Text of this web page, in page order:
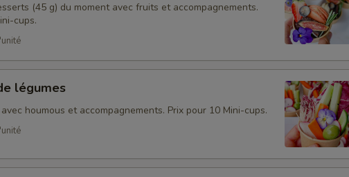
(45 g) du moment avec fruits et accompagnements.
cups.
légumes
houmous et accompagnements. Prix pour 10 Mini-cups.